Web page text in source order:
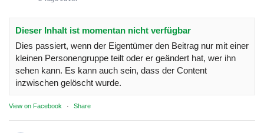
Dieser Inhalt ist momentan nicht verfügbar
Dies passiert, wenn der Eigentümer den Beitrag nur mit einer
kleinen Personengruppe teilt oder er geändert hat, wer ihn
sehen kann. Es kann auch sein, dass der Content
inzwischen gelöscht wurde.
View on Facebook · Share